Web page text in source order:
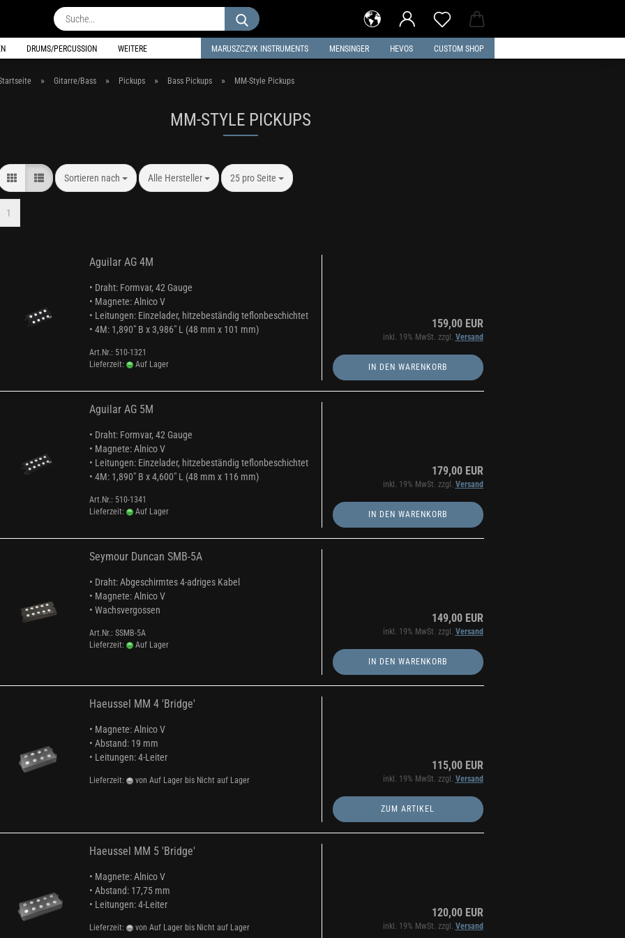
Suche...
DRUMS/PERCUSSION MARUSZCZYK INSTRUMENTS MENSINGER HEVOS CUSTOM SHOP
WEITERE
» Gitarre/Bass » Pickups » Bass Pickups » MM-Style Pickups
MM-STYLE PICKUPS
Sortieren nach
Sortieren nach Alle Hersteller
pro Seite 25 pro Seite
pro Seite
1
Aguilar AG 4M
• Draht: Formvar, 42 Gauge
• Magnete: Alnico V
• Leitungen: Einzelader, hitzebeständig teflonbeschichtet
• 4M: ​1,890" B x 3,986" L (48 mm x 101 mm)
Art.Nr.: 510-1321
Lieferzeit:
Auf Lager
159,00 EUR
inkl. 19% MwSt. zzgl. Versand
IN DEN WARENKORB
Aguilar AG 5M
• Draht: Formvar, 42 Gauge
• Magnete: Alnico V
• Leitungen: Einzelader, hitzebeständig teflonbeschichtet
• 4M: ​1,890" B x 4,600" L (48 mm x 116 mm)
Art.Nr.: 510-1341
Lieferzeit:
Auf Lager
179,00 EUR
inkl. 19% MwSt. zzgl. Versand
IN DEN WARENKORB
Seymour Duncan SMB-5A
• Draht: Abgeschirmtes 4-adriges Kabel
• Magnete: Alnico V
• Wachsvergossen
Art.Nr.: SSMB-5A
Lieferzeit:
Auf Lager
149,00 EUR
inkl. 19% MwSt. zzgl. Versand
IN DEN WARENKORB
Haeussel MM 4 'Bridge'
• Magnete: Alnico V
• Abstand: 19 mm
• Leitungen: 4-Leiter
Lieferzeit: von Auf Lager bis Nicht auf Lager
115,00 EUR
inkl. 19% MwSt. zzgl. Versand
ZUM ARTIKEL
Haeussel MM 5 'Bridge'
• Magnete: Alnico V
• Abstand: 17,75 mm
• Leitungen: 4-Leiter
Lieferzeit: von Auf Lager bis Nicht auf Lager
120,00 EUR
inkl. 19% MwSt. zzgl. Versand